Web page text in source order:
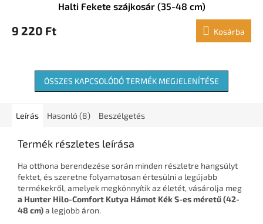
Halti Fekete szájkosár (35-48 cm)
9 220 Ft Kosárba
ÖSSZES KAPCSOLÓDÓ TERMÉK MEGJELENÍTÉSE
Leírás Hasonló (8) Beszélgetés
Termék részletes leírása
Ha otthona berendezése során minden részletre hangsúlyt
fektet, és szeretne folyamatosan értesülni a legújabb
termékekről, amelyek megkönnyítik az életét, vásárolja meg
a Hunter Hilo-Comfort Kutya Hámot Kék S-es méretű (42-
48 cm)a legjobb áron.